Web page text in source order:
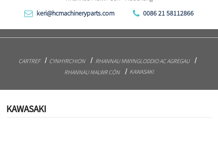
keri@hcmachineryparts.com 0086 21 58112866
CARTREF CYNHYRCHION
RHANNAU MWYNGLODDIO AC AGREGAU
RHANNAU MALWR CÔN
KAWASAKI
KAWASAKI